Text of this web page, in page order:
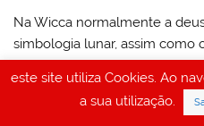
Na Wicca normalmente a
simbologia lunar, assim como
ao princípio solar.
Na Wicca nós honramos a
nossa Mãe, assim como á
este site utiliza Cookies. Ao
a sua utilização.